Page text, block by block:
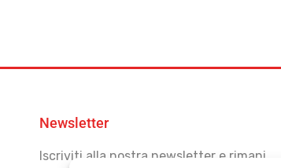
Newsletter
Iscriviti alla nostra newsletter e rimani